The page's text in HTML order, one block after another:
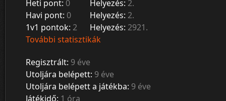
Heti pont: 0 Helyezés: 2.
Havi pont: 0 Helyezés: 2.
1v1 pontok: 2 Helyezés: 2921.
További statisztikák
Regisztrált: 9 éve
Utoljára belépett: 9 éve
Utoljára belépett a játékba: 9 éve
Játékidő: 1 óra